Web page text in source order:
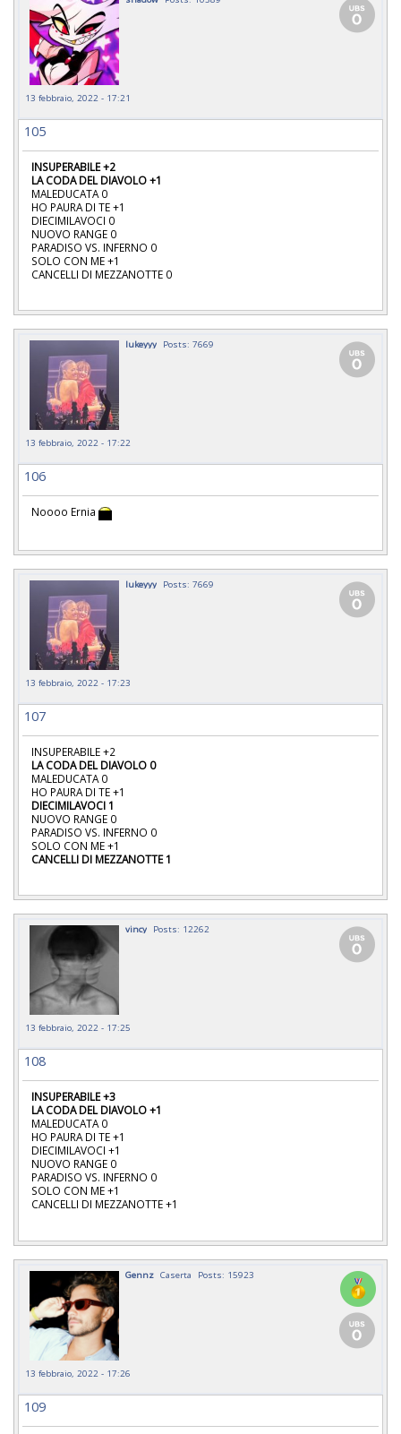
13 febbraio, 2022 - 17:21
105
INSUPERABILE +2
LA CODA DEL DIAVOLO +1
MALEDUCATA 0
HO PAURA DI TE +1
DIECIMILAVOCI 0
NUOVO RANGE 0
PARADISO VS. INFERNO 0
SOLO CON ME +1
CANCELLI DI MEZZANOTTE 0
lukeyyy Posts: 7669
13 febbraio, 2022 - 17:22
106
Noooo Ernia
lukeyyy Posts: 7669
13 febbraio, 2022 - 17:23
107
INSUPERABILE +2
LA CODA DEL DIAVOLO 0
MALEDUCATA 0
HO PAURA DI TE +1
DIECIMILAVOCI 1
NUOVO RANGE 0
PARADISO VS. INFERNO 0
SOLO CON ME +1
CANCELLI DI MEZZANOTTE 1
vincy Posts: 12262
13 febbraio, 2022 - 17:25
108
INSUPERABILE +3
LA CODA DEL DIAVOLO +1
MALEDUCATA 0
HO PAURA DI TE +1
DIECIMILAVOCI +1
NUOVO RANGE 0
PARADISO VS. INFERNO 0
SOLO CON ME +1
CANCELLI DI MEZZANOTTE +1
Gennz Caserta Posts: 15923
13 febbraio, 2022 - 17:26
109